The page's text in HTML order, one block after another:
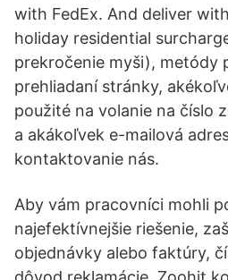
with FedEx. And deliver
holiday residential
prekročenie myši), metódy
prehliadaní stránky,
použité na volanie na číslo
a akákoľvek e-mailová
kontaktovanie nás.
Aby vám pracovníci mohli
najefektívnejšie riešenie,
objednávky alebo faktúry,